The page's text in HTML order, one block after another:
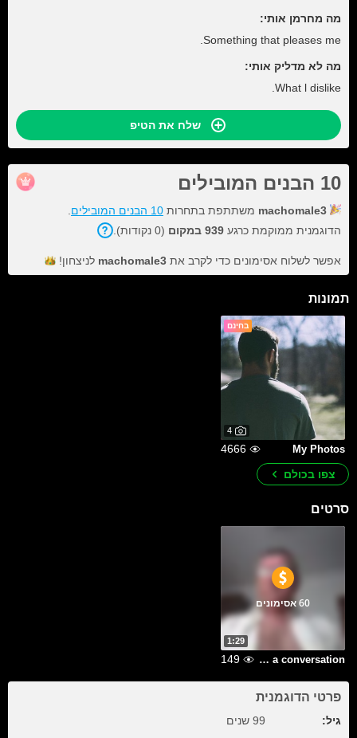
מה מחרמן אותי:
Something that pleases me.
מה לא מדליק אותי:
What l dislike.
שלח את הטיפ
10 הבנים המובילים
machomale3 משתתפת בתחרות 10 הבנים המובילים
הדוגמנית ממוקמת כרגע 939 במקום (0 נקודות).
אפשר לשלוח אסימונים כדי לקרב את machomale3 לניצחון!
תמונות
בחינם
4
My Photos
4666
צפו בכולם
סרטים
1:29
60 אסימונים
Just a conversation.
149
פרטי הדוגמנית
גיל: 99 שנים